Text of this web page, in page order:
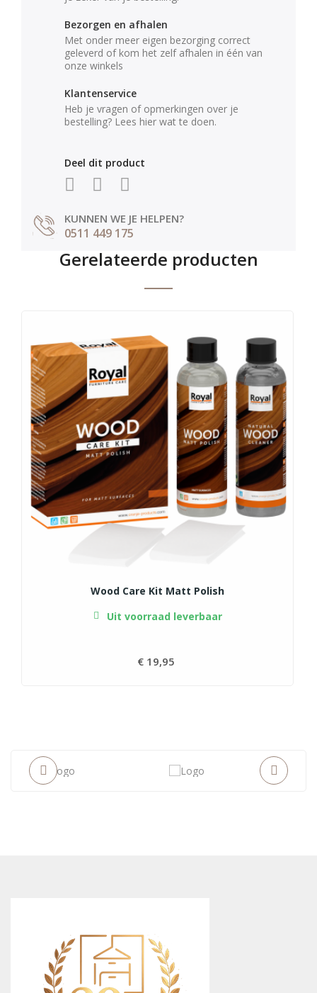
Bezorgen en afhalen
Met onder meer eigen bezorging correct
geleverd of kom het zelf afhalen in één van
onze winkels
Klantenservice
Heb je vragen of opmerkingen over je
bestelling? Lees hier wat te doen.
Deel dit product
KUNNEN WE JE HELPEN?
0511 449 175
Gerelateerde producten
Wood Care Kit Matt Polish
Uit voorraad leverbaar
€ 19,95